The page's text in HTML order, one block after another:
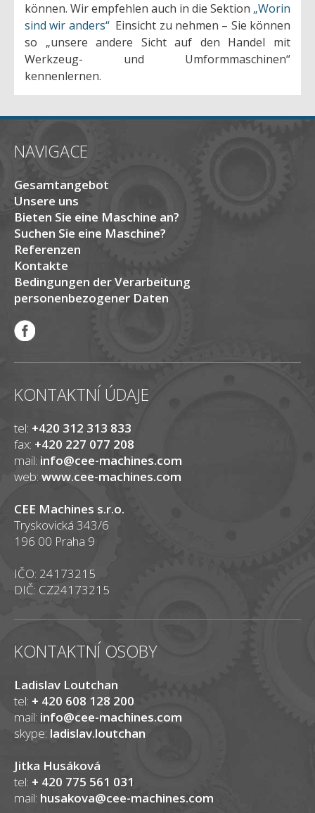
können. Wir empfehlen auch in die Sektion „Worin
sind wir anders“Einsicht zu nehmen – Sie können
so „unsere andere Sicht auf den Handel mit
Werkzeug- und Umformmaschinen“
kennenlernen.
NAVIGACE
Gesamtangebot
Unsere uns
Bieten Sie eine Maschine an?
Suchen Sie eine Maschine?
Referenzen
Kontakte
Bedingungen der Verarbeitung
personenbezogener Daten
KONTAKTNÍ ÚDAJE
tel: +420 312 313 833
fax: +420 227 077 208
mail: info@cee-machines.com
web: www.cee-machines.com
CEE Machines s.r.o.
Tryskovická 343/6
196 00 Praha 9
IČO: 24173215
DIČ: CZ24173215
KONTAKTNÍ OSOBY
Ladislav Loutchan
tel: + 420 608 128 200
mail: info@cee-machines.com
skype: ladislav.loutchan
Jitka Husáková
tel: + 420 775 561 031
mail: husakova@cee-machines.com